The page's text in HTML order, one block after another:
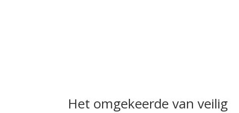
Het omgekeerde van veilig